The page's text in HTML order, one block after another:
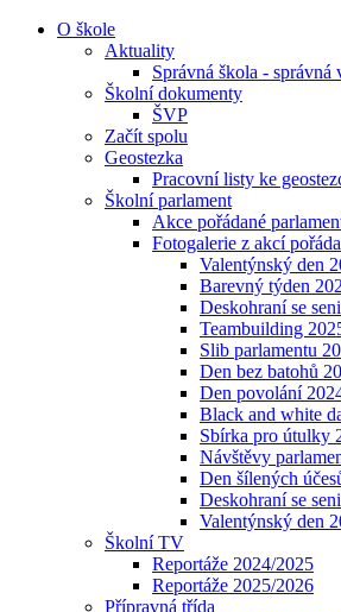
O škole
Aktuality
Správná škola - správná
Školní dokumenty
ŠVP
Začít spolu
Geostezka
Pracovní listy ke
Školní parlament
Akce pořádané
Fotogalerie z akcí
Valentýnský den
Barevný týden
Deskohraní se
Teambuilding
Slib parlamentu
Den bez batohů
Den povolání
Black and white
Sbírka pro útulky
Návštěvy
Den šílených
Deskohraní se
Valentýnský den
Školní TV
Reportáže 2024/2025
Reportáže 2025/2026
Přípravná třída